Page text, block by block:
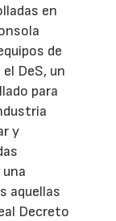
en
de
DeS, un
para
y
aquellas
Decreto